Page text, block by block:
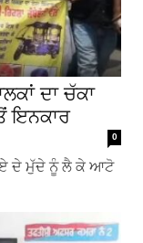
ਦਾ ਚੱਕਾ
ਇਨਕਾਰ
0
ਦੇ ਮੁੱਦੇ ਨੂੰ ਲੈ ਕੇ ਆਟੋ